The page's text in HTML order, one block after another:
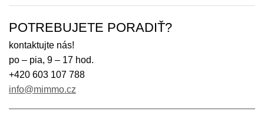
POTREBUJETE PORADIŤ?
kontaktujte nás!
po – pia, 9 – 17 hod.
+420 603 107 788
info@mimmo.cz